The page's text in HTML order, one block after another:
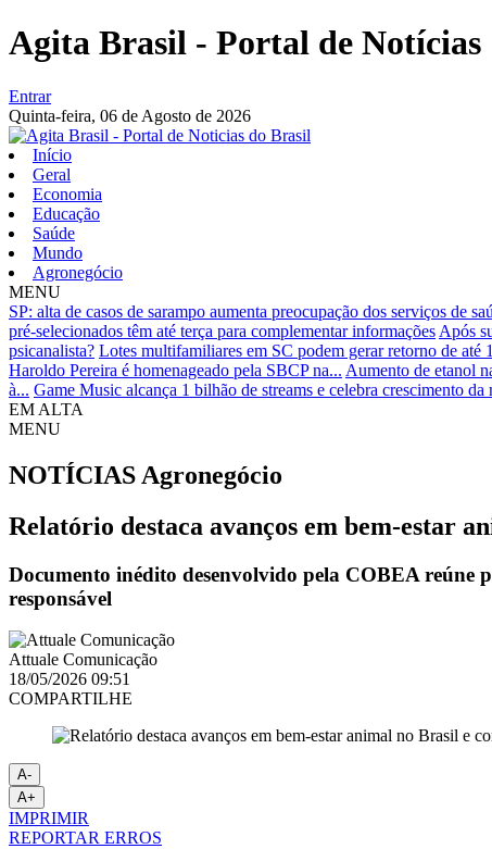
Agita Brasil - Portal de Notícias
Entrar
Quinta-feira, 06 de Agosto de 2026
Início
Geral
Economia
Educação
Saúde
Mundo
Agronegócio
MENU
SP: alta de casos de sarampo aumenta preocupação dos serviços de
pré-selecionados têm até terça para complementar informações Após
psicanalista? Lotes multifamiliares em SC podem gerar retorno de até
Haroldo Pereira é homenageado pela SBCP na... Aumento de etanol
à... Game Music alcança 1 bilhão de streams e celebra crescimento da
EM ALTA
MENU
NOTÍCIAS Agronegócio
Relatório destaca avanços em bem-estar
Documento inédito desenvolvido pela COBEA reúne
responsável
Attuale Comunicação
18/05/2026 09:51
COMPARTILHE
A-
A+
IMPRIMIR
REPORTAR ERROS